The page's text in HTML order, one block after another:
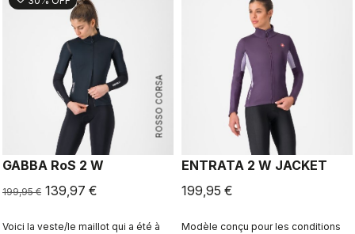
ROSSO CORSA
GABBA RoS 2 W
199,95 € 139,97 €
Voici la veste/le maillot qui a été à
ENTRATA 2 W JACKET
199,95 €
Modèle conçu pour les conditions